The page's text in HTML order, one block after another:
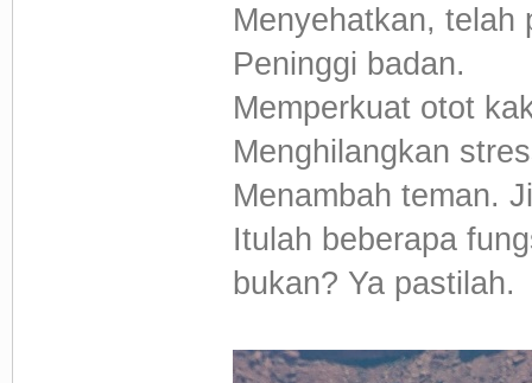
Menyehatkan, telah
Peninggi badan.
Memperkuat otot
Menghilangkan
Menambah teman.
Itulah beberapa
bukan? Ya pastilah.